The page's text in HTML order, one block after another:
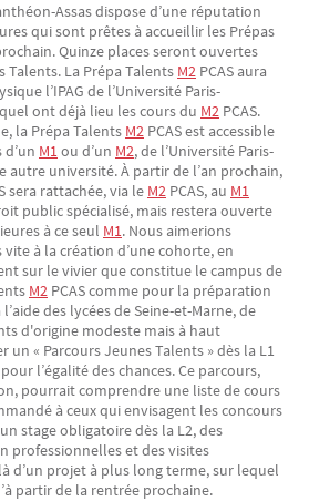
Assas dispose d’une réputation
qui sont prêtes à accueillir les Prépas
Quinze places seront ouvertes
Talents. La Prépa Talents M2 PCAS aura
l’IPAG de l’Université Paris-
ont déjà lieu les cours du M2 PCAS.
la Prépa Talents M2 PCAS est accessible
M1ou d’un M2, de l’Université Paris-
autre université. À partir de l’an prochain,
sera rattachée, via le M2 PCAS, au M1
public spécialisé, mais restera ouverte
à ce seul M1. Nous aimerions
à la création d’une cohorte, en
sur le vivier que constitue le campus de
M2 PCAS comme pour la préparation
l’aide des lycées de Seine-et-Marne, de
d'origine modeste mais à haut
un « Parcours Jeunes Talents » dès la L1
l’égalité des chances. Ce parcours,
pourrait comprendre une liste de cours
à ceux qui envisagent les concours
stage obligatoire dès la L2, des
professionnelles et des visites
d’un projet à plus long terme, sur lequel
partir de la rentrée prochaine.